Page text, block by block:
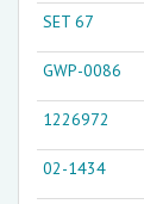
SET 67
GWP-0086
1226972
02-1434